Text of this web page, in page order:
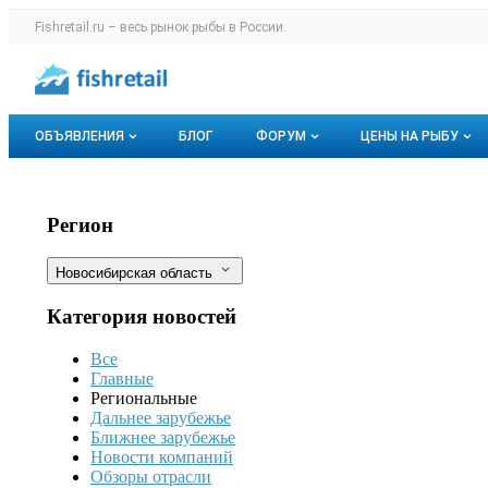
Раздел навигации по сайту fishretail.ru
Fishretail.ru – весь рынок рыбы в России.
Навигация по разделам сайта fishretail.ru
ОБЪЯВЛЕНИЯ
Горячее предложение
Мои объявления
БЛОГ ФОРУМ ЦЕНЫ НА РЫБУ
В Новосибирске продается икра
Фильтры
Регион
Новосибирская область
Категория новостей
Все
Главные
Региональные
Дальнее зарубежье
Ближнее зарубежье
Новости компаний
Обзоры отрасли